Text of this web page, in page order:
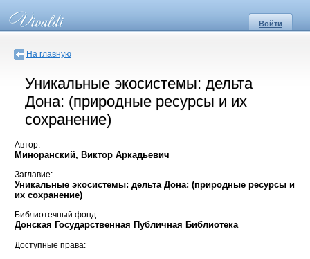
Войти
На главную
Уникальные экосистемы: дельта
Дона: (природные ресурсы и их
сохранение)
Автор:
Миноранский, Виктор Аркадьевич
Заглавие:
Уникальные экосистемы: дельта Дона: (природные ресурсы и
их сохранение)
Библиотечный фонд:
Донская Государственная Публичная Библиотека
Доступные права: